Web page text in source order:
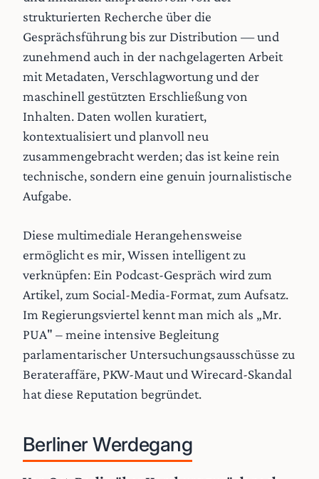
strukturierten Recherche über die
Gesprächsführung bis zur Distribution — und
zunehmend auch in der nachgelagerten Arbeit
mit Metadaten, Verschlagwortung und der
maschinell gestützten Erschließung von
Inhalten. Daten wollen kuratiert,
kontextualisiert und planvoll neu
zusammengebracht werden; das ist keine rein
technische, sondern eine genuin journalistische
Aufgabe.
Diese multimediale Herangehensweise
ermöglicht es mir, Wissen intelligent zu
verknüpfen: Ein Podcast-Gespräch wird zum
Artikel, zum Social-Media-Format, zum Aufsatz.
Im Regierungsviertel kennt man mich als „Mr.
PUA" – meine intensive Begleitung
parlamentarischer Untersuchungsausschüsse zu
Berateraffäre, PKW-Maut und Wirecard-Skandal
hat diese Reputation begründet.
Berliner Werdegang